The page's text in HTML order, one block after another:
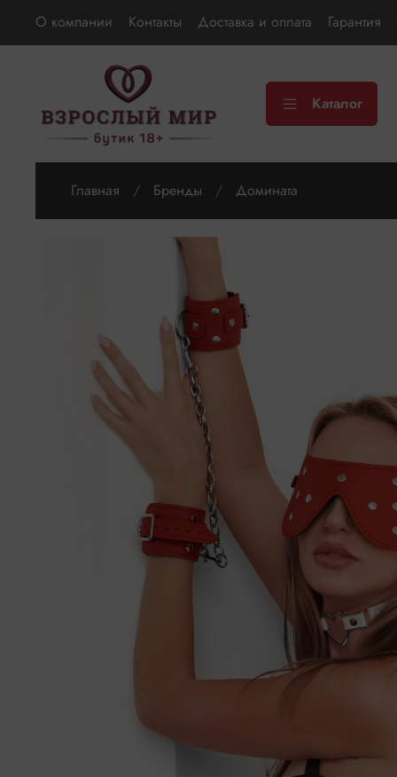
О компании Контакты Доставка и оплата Гарантия
Каталог
Главная Бренды Домината